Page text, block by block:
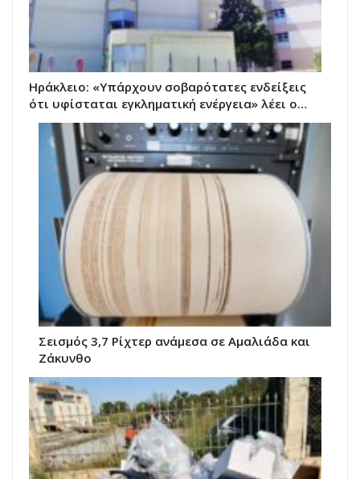
Ηράκλειο: «Υπάρχουν σοβαρότατες ενδείξεις
ότι υφίσταται εγκληματική ενέργεια» λέει ο…
Σεισμός 3,7 Ρίχτερ ανάμεσα σε Αμαλιάδα και
Ζάκυνθο